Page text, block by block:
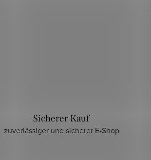
Sicherer Kauf
zuverlässiger und sicherer E-Shop